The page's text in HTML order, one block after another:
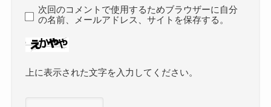
次回のコメントで使用するためブラウザーに自分
の名前、メールアドレス、サイトを保存する。
上に表示された文字を入力してください。